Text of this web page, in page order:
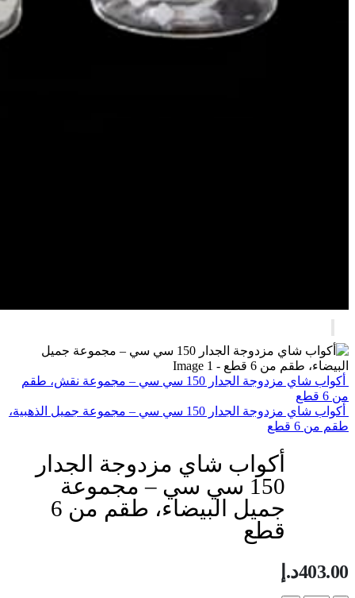
أكواب شاي مزدوجة الجدار 150 سي سي – مجموعة نقش، طقم
من 6 قطع
أكواب شاي مزدوجة الجدار 150 سي سي – مجموعة جميل الذهبية،
طقم من 6 قطع
أكواب شاي مزدوجة الجدار
150 سي سي – مجموعة
جميل البيضاء، طقم من 6
قطع
403.00د.إ